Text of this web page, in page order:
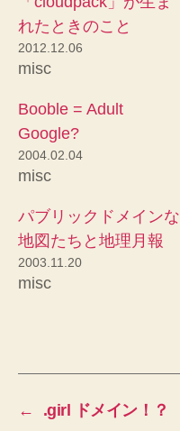
れたときのこと
2012.12.06
misc
Booble = Adult
Google?
2004.02.04
misc
パブリックドメインな
地図たちと地理月報
2003.11.20
misc
←
.girl ドメイン！？